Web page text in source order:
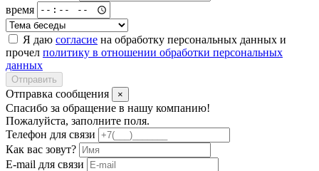
время
Я даю согласие на обработку персональных данных и
прочел политику в отношении обработки персональных
данных
Отправить
Отправка сообщения ×
Спасибо за обращение в нашу компанию!
Пожалуйста, заполните поля.
Телефон для связи
Как вас зовут?
E-mail для связи